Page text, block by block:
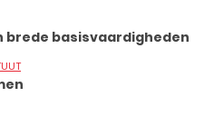
brede basisvaardigheden